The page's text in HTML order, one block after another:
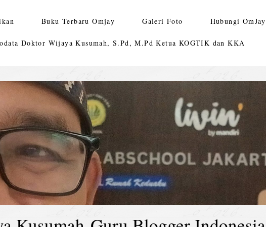
Buku Terbaru Omjay Galeri Foto Hubungi OmJay
Doktor Wijaya Kusumah, S.Pd, M.Pd Ketua KOGTIK dan KKA